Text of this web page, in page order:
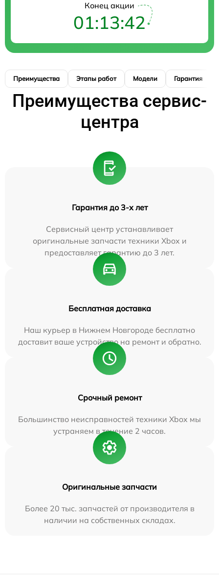
Конец акции
01:13:41
Преимущества Этапы работ Модели Гарантия
Преимущества сервис-
центра
Гарантия до 3-х лет
Сервисный центр устанавливает
оригинальные запчасти техники Xbox и
предоставляет гарантию до 3 лет.
Бесплатная доставка
Наш курьер в Нижнем Новгороде бесплатно
доставит ваше устройство на ремонт и обратно.
Срочный ремонт
Большинство неисправностей техники Xbox мы
устраняем в течение 2 часов.
Оригинальные запчасти
Более 20 тыс. запчастей от производителя в
наличии на собственных складах.